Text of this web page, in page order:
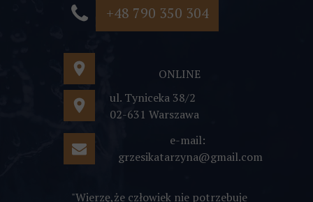
"Wierzę,że człowiek nie potrzebuje
+48 790 350 304
e-mail:
grzesikatarzyna@gmail.com
ul. Tyniceka 38/2
02-631 Warszawa
ONLINE